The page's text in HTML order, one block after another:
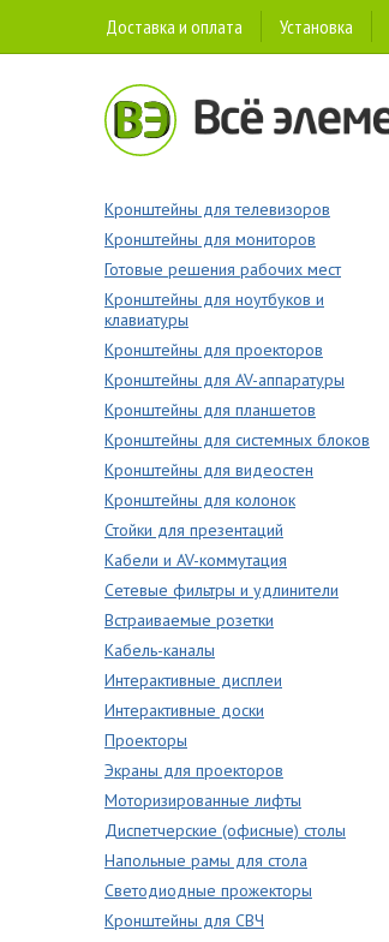
Доставка и оплата Установка
Кронштейны для телевизоров
Кронштейны для мониторов
Готовые решения рабочих мест
Кронштейны для ноутбуков и
клавиатуры
Кронштейны для проекторов
Кронштейны для AV-аппаратуры
Кронштейны для планшетов
Кронштейны для системных блоков
Кронштейны для видеостен
Кронштейны для колонок
Стойки для презентаций
Кабели и AV-коммутация
Сетевые фильтры и удлинители
Встраиваемые розетки
Кабель-каналы
Интерактивные дисплеи
Интерактивные доски
Проекторы
Экраны для проекторов
Моторизированные лифты
Диспетчерские (офисные) столы
Напольные рамы для стола
Светодиодные прожекторы
Кронштейны для СВЧ